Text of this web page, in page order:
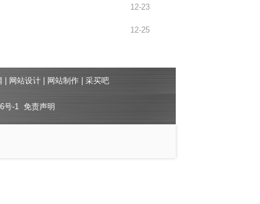
12-23
12-25
网站设计 网站制作 采买吧
号-1 免责声明